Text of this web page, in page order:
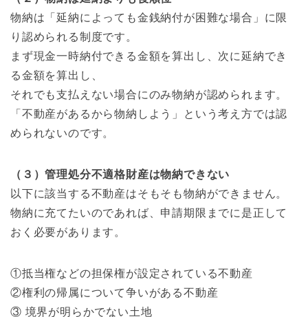
物納は「延納によっても金銭納付が困難な場合」に限
り認められる制度です。
まず現金一時納付できる金額を算出し、次に延納でき
る金額を算出し、
それでも支払えない場合にのみ物納が認められます。
「不動産があるから物納しよう」という考え方では認
められないのです。
（３）管理処分不適格財産は物納できない
以下に該当する不動産はそもそも物納ができません。
物納に充てたいのであれば、申請期限までに是正して
おく必要があります。
①抵当権などの担保権が設定されている不動産
②権利の帰属について争いがある不動産
③ 境界が明らかでない土地